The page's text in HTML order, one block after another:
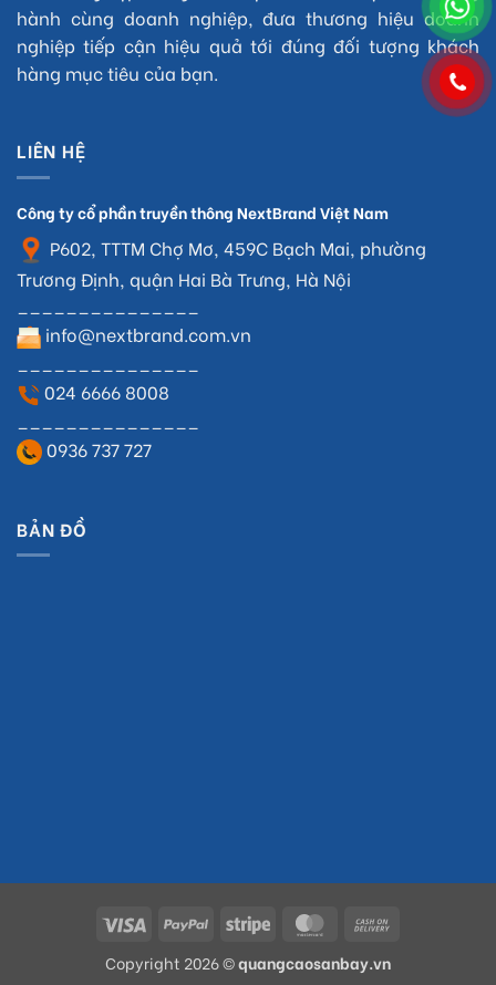
hành cùng doanh nghiệp, đưa thương hiệu doanh
nghiệp tiếp cận hiệu quả tới đúng đối tượng khách
hàng mục tiêu của bạn.
LIÊN HỆ
Công ty cổ phần truyền thông NextBrand Việt Nam
P602, TTTM Chợ Mơ, 459C Bạch Mai, phường
Trương Định, quận Hai Bà Trưng, Hà Nội
_______________
info@nextbrand.com.vn
_______________
024 6666 8008
0936 737 727
BẢN ĐỒ
Visa PayPal Stripe MasterCard
Copyright 2026 ©quangcaosanbay.vn